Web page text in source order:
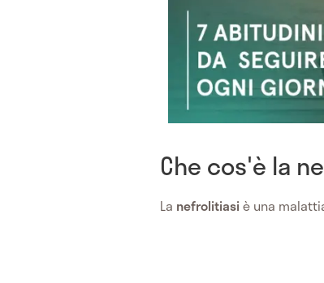
Che cos'è la
La nefrolitiasiè una